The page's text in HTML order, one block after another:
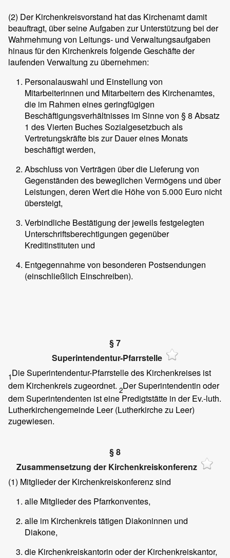
(2) Der Kirchenkreisvorstand hat das Kirchenamt damit
beauftragt, über seine Aufgaben zur Unterstützung bei der
Wahrnehmung von Leitungs- und Verwaltungsaufgaben
hinaus für den Kirchenkreis folgende Geschäfte der
laufenden Verwaltung zu übernehmen:
Personalauswahl und Einstellung von
Mitarbeiterinnen und Mitarbeitern des Kirchenamtes,
die im Rahmen eines geringfügigen
Beschäftigungsverhältnisses im Sinne von § 8 Absatz
1 des Vierten Buches Sozialgesetzbuch als
Vertretungskräfte bis zur Dauer eines Monats
beschäftigt werden,
Abschluss von Verträgen über die Lieferung von
Gegenständen des beweglichen Vermögens und über
Leistungen, deren Wert die Höhe von 5.000 Euro nicht
übersteigt,
Verbindliche Bestätigung der jeweils festgelegten
Unterschriftsberechtigungen gegenüber
Kreditinstituten und
Entgegennahme von besonderen Postsendungen
(einschließlich Einschreiben).
§ 7
Superintendentur-Pfarrstelle
1Die Superintendentur-Pfarrstelle des Kirchenkreises ist
dem Kirchenkreis zugeordnet. 2Der Superintendentin oder
dem Superintendenten ist eine Predigtstätte in der Ev.-luth.
Lutherkirchengemeinde Leer (Lutherkirche zu Leer)
zugewiesen.
§ 8
Zusammensetzung der Kirchenkreiskonferenz
(1) Mitglieder der Kirchenkreiskonferenz sind
alle Mitglieder des Pfarrkonventes,
alle im Kirchenkreis tätigen Diakoninnen und
Diakone,
die Kirchenkreiskantorin oder der Kirchenkreiskantor,